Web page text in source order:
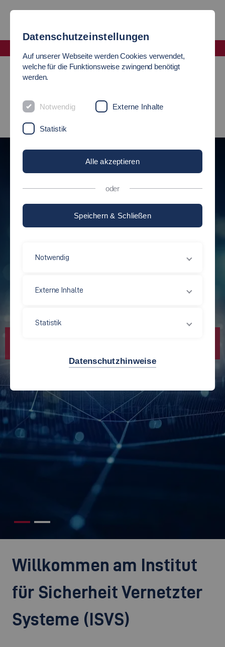
Institute Institut für Sicherheit Vernetzter Systeme (ISVS)
ISVS
BEST PAPER
AWARD AUF
ETFA 2025
Willkommen am Institut
für Sicherheit Vernetzter
Systeme (ISVS)
Datenschutzeinstellungen
Auf unserer Webseite werden Cookies verwendet,
welche für die Funktionsweise zwingend benötigt
werden.
Notwendig Externe Inhalte
Statistik
Alle akzeptieren
oder
Speichern & Schließen
Notwendig
Externe Inhalte
Statistik
Datenschutzhinweise